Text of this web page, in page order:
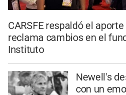
CARSFE respaldó el
reclama cambios en el
Instituto
Newell's
con un